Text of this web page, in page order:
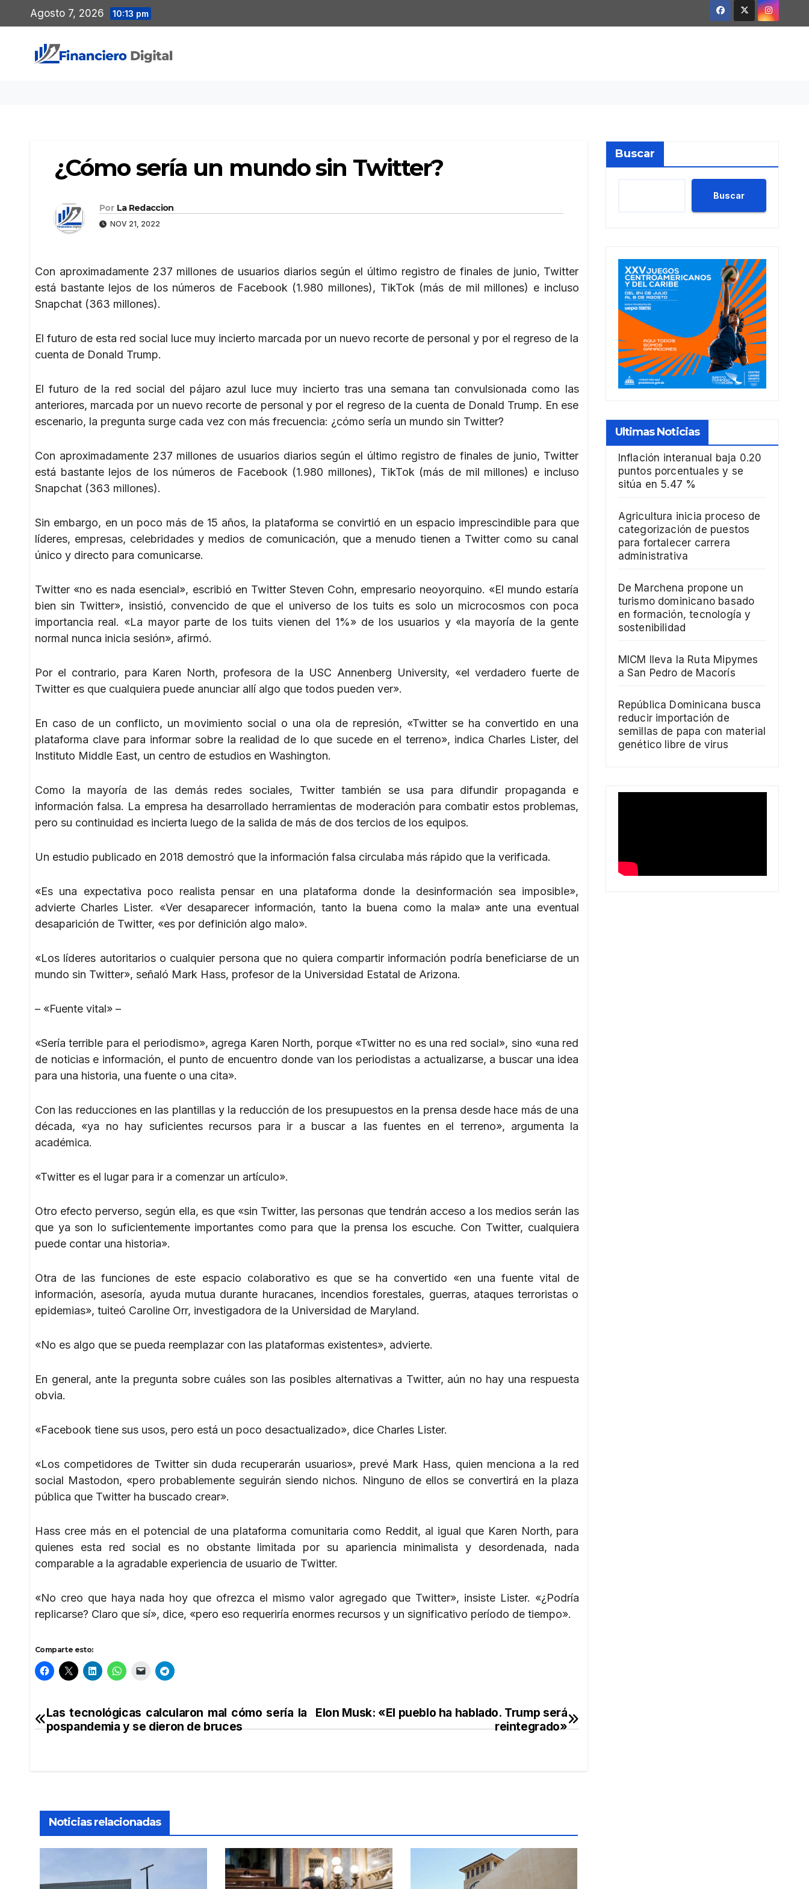
al
contenido
Agosto 7, 2026 10:13 pm
¿Cómo sería un mundo sin Twitter?
Por La Redaccion
NOV 21, 2022
Con aproximadamente 237 millones de usuarios diarios según el último registro de finales de junio, Twitter
está bastante lejos de los números de Facebook (1.980 millones), TikTok (más de mil millones) e incluso
Snapchat (363 millones).
El futuro de esta red social luce muy incierto marcada por un nuevo recorte de personal y por el regreso de la
cuenta de Donald Trump.
El futuro de la red social del pájaro azul luce muy incierto tras una semana tan convulsionada como las
anteriores, marcada por un nuevo recorte de personal y por el regreso de la cuenta de Donald Trump. En ese
escenario, la pregunta surge cada vez con más frecuencia: ¿cómo sería un mundo sin Twitter?
Con aproximadamente 237 millones de usuarios diarios según el último registro de finales de junio, Twitter
está bastante lejos de los números de Facebook (1.980 millones), TikTok (más de mil millones) e incluso
Snapchat (363 millones).
Sin embargo, en un poco más de 15 años, la plataforma se convirtió en un espacio imprescindible para que
líderes, empresas, celebridades y medios de comunicación, que a menudo tienen a Twitter como su canal
único y directo para comunicarse.
Twitter «no es nada esencial», escribió en Twitter Steven Cohn, empresario neoyorquino. «El mundo estaría
bien sin Twitter», insistió, convencido de que el universo de los tuits es solo un microcosmos con poca
importancia real. «La mayor parte de los tuits vienen del 1%» de los usuarios y «la mayoría de la gente
normal nunca inicia sesión», afirmó.
Por el contrario, para Karen North, profesora de la USC Annenberg University, «el verdadero fuerte de
Twitter es que cualquiera puede anunciar allí algo que todos pueden ver».
En caso de un conflicto, un movimiento social o una ola de represión, «Twitter se ha convertido en una
plataforma clave para informar sobre la realidad de lo que sucede en el terreno», indica Charles Lister, del
Instituto Middle East, un centro de estudios en Washington.
Como la mayoría de las demás redes sociales, Twitter también se usa para difundir propaganda e
información falsa. La empresa ha desarrollado herramientas de moderación para combatir estos problemas,
pero su continuidad es incierta luego de la salida de más de dos tercios de los equipos.
Un estudio publicado en 2018 demostró que la información falsa circulaba más rápido que la verificada.
«Es una expectativa poco realista pensar en una plataforma donde la desinformación sea imposible»,
advierte Charles Lister. «Ver desaparecer información, tanto la buena como la mala» ante una eventual
desaparición de Twitter, «es por definición algo malo».
«Los líderes autoritarios o cualquier persona que no quiera compartir información podría beneficiarse de un
mundo sin Twitter», señaló Mark Hass, profesor de la Universidad Estatal de Arizona.
– «Fuente vital» –
«Sería terrible para el periodismo», agrega Karen North, porque «Twitter no es una red social», sino «una red
de noticias e información, el punto de encuentro donde van los periodistas a actualizarse, a buscar una idea
para una historia, una fuente o una cita».
Con las reducciones en las plantillas y la reducción de los presupuestos en la prensa desde hace más de una
década, «ya no hay suficientes recursos para ir a buscar a las fuentes en el terreno», argumenta la
académica.
«Twitter es el lugar para ir a comenzar un artículo».
Otro efecto perverso, según ella, es que «sin Twitter, las personas que tendrán acceso a los medios serán las
que ya son lo suficientemente importantes como para que la prensa los escuche. Con Twitter, cualquiera
puede contar una historia».
Otra de las funciones de este espacio colaborativo es que se ha convertido «en una fuente vital de
información, asesoría, ayuda mutua durante huracanes, incendios forestales, guerras, ataques terroristas o
epidemias», tuiteó Caroline Orr, investigadora de la Universidad de Maryland.
«No es algo que se pueda reemplazar con las plataformas existentes», advierte.
En general, ante la pregunta sobre cuáles son las posibles alternativas a Twitter, aún no hay una respuesta
obvia.
«Facebook tiene sus usos, pero está un poco desactualizado», dice Charles Lister.
«Los competidores de Twitter sin duda recuperarán usuarios», prevé Mark Hass, quien menciona a la red
social Mastodon, «pero probablemente seguirán siendo nichos. Ninguno de ellos se convertirá en la plaza
pública que Twitter ha buscado crear».
Hass cree más en el potencial de una plataforma comunitaria como Reddit, al igual que Karen North, para
quienes esta red social es no obstante limitada por su apariencia minimalista y desordenada, nada
comparable a la agradable experiencia de usuario de Twitter.
«No creo que haya nada hoy que ofrezca el mismo valor agregado que Twitter», insiste Lister. «¿Podría
replicarse? Claro que sí», dice, «pero eso requeriría enormes recursos y un significativo período de tiempo».
Comparte esto:
Navegación
Elon Musk: «El pueblo ha hablado. Trump será
reintegrado»
Las tecnológicas calcularon mal cómo sería la
pospandemia y se dieron de bruces
Noticias relacionadas
Buscar
Buscar
Ultimas Noticias
Inflación interanual baja 0.20
puntos porcentuales y se
sitúa en 5.47 %
Agricultura inicia proceso de
categorización de puestos
para fortalecer carrera
administrativa
De Marchena propone un
turismo dominicano basado
en formación, tecnología y
sostenibilidad
MICM lleva la Ruta Mipymes
a San Pedro de Macorís
República Dominicana busca
reducir importación de
semillas de papa con material
genético libre de virus